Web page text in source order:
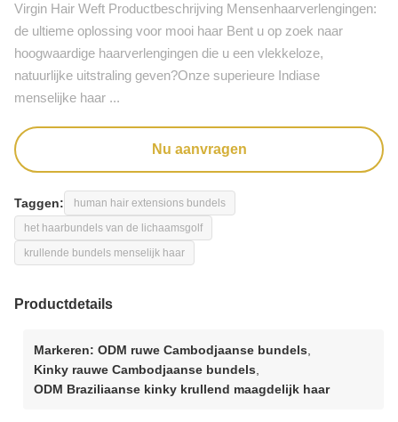
Virgin Hair Weft Productbeschrijving Mensenhaarverlengingen:
de ultieme oplossing voor mooi haar Bent u op zoek naar
hoogwaardige haarverlengingen die u een vlekkeloze,
natuurlijke uitstraling geven?Onze superieure Indiase
menselijke haar ...
Nu aanvragen
Taggen:
human hair extensions bundels
het haarbundels van de lichaamsgolf
krullende bundels menselijk haar
Productdetails
Markeren: ODM ruwe Cambodjaanse bundels
Kinky rauwe Cambodjaanse bundels
ODM Braziliaanse kinky krullend maagdelijk haar